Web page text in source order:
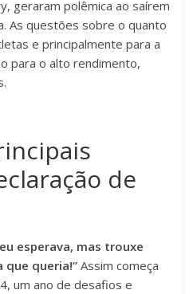
geraram polêmica ao saírem
As questões sobre o quanto
e principalmente para a
para o alto rendimento,
de
esperava, mas trouxe
que queria!” Assim começa
um ano de desafios e